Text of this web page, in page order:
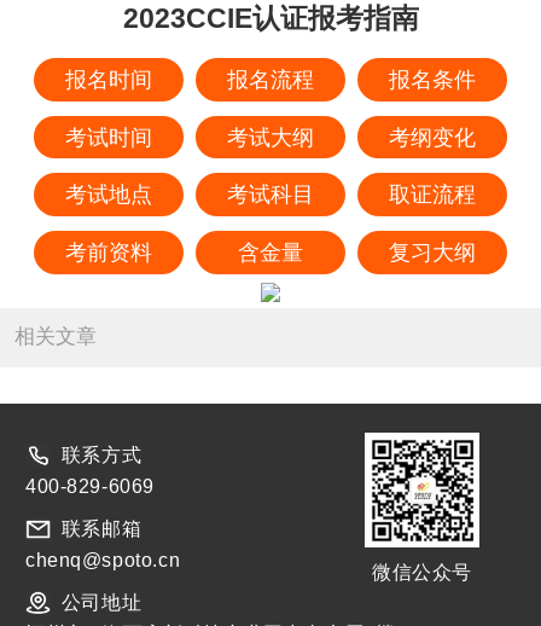
2023CCIE认证报考指南
报名时间 报名流程 报名条件
考试时间 考试大纲 考纲变化
考试地点 考试科目 取证流程
考前资料 含金量 复习大纲
相关文章
联系方式
400-829-6069
联系邮箱
chenq@spoto.cn
公司地址
微信公众号